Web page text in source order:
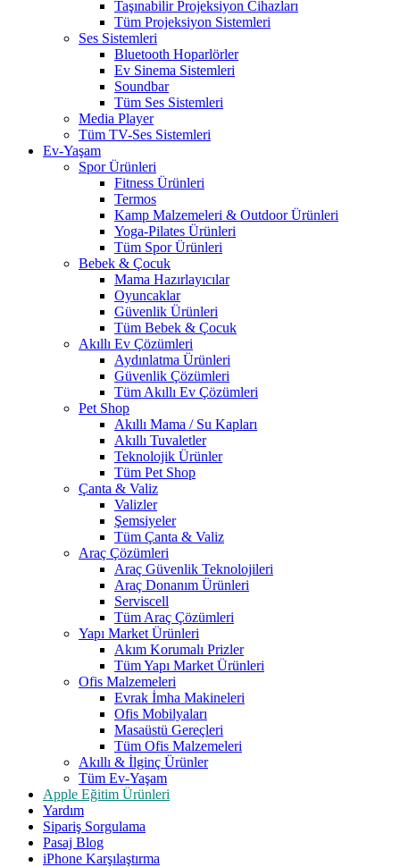
Taşınabilir Projeksiyon Cihazları
Tüm Projeksiyon Sistemleri
Ses Sistemleri
Bluetooth Hoparlörler
Ev Sinema Sistemleri
Soundbar
Tüm Ses Sistemleri
Media Player
Tüm TV-Ses Sistemleri
Ev-Yaşam
Spor Ürünleri
Fitness Ürünleri
Termos
Kamp Malzemeleri & Outdoor Ürünleri
Yoga-Pilates Ürünleri
Tüm Spor Ürünleri
Bebek & Çocuk
Mama Hazırlayıcılar
Oyuncaklar
Güvenlik Ürünleri
Tüm Bebek & Çocuk
Akıllı Ev Çözümleri
Aydınlatma Ürünleri
Güvenlik Çözümleri
Tüm Akıllı Ev Çözümleri
Pet Shop
Akıllı Mama / Su Kapları
Akıllı Tuvaletler
Teknolojik Ürünler
Tüm Pet Shop
Çanta & Valiz
Valizler
Şemsiyeler
Tüm Çanta & Valiz
Araç Çözümleri
Araç Güvenlik Teknolojileri
Araç Donanım Ürünleri
Serviscell
Tüm Araç Çözümleri
Yapı Market Ürünleri
Akım Korumalı Prizler
Tüm Yapı Market Ürünleri
Ofis Malzemeleri
Evrak İmha Makineleri
Ofis Mobilyaları
Masaüstü Gereçleri
Tüm Ofis Malzemeleri
Akıllı & İlginç Ürünler
Tüm Ev-Yaşam
Apple Eğitim Ürünleri
Yardım
Sipariş Sorgulama
Pasaj Blog
iPhone Karşılaştırma